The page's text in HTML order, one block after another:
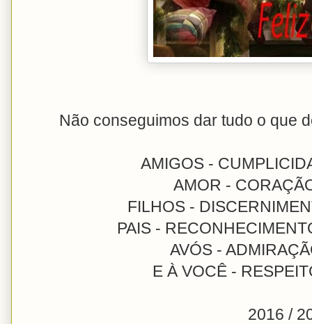
Não conseguimos dar tudo o que
AMIGOS -
AMOR -
FILHOS -
PAIS -
AVÓS -
E À VOCÊ -
2016 /